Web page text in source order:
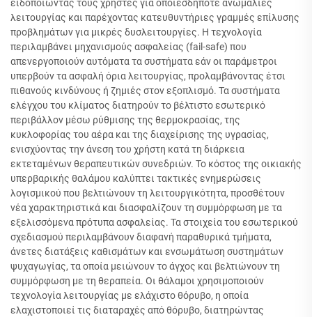
ειδοποιώντας τους χρήστες για οποιεσδήποτε ανωμαλίες
λειτουργίας και παρέχοντας κατευθυντήριες γραμμές επίλυσης
προβλημάτων για μικρές δυσλειτουργίες. Η τεχνολογία
περιλαμβάνει μηχανισμούς ασφαλείας (fail-safe) που
απενεργοποιούν αυτόματα τα συστήματα εάν οι παράμετροι
υπερβούν τα ασφαλή όρια λειτουργίας, προλαμβάνοντας έτσι
πιθανούς κινδύνους ή ζημιές στον εξοπλισμό. Τα συστήματα
ελέγχου του κλίματος διατηρούν το βέλτιστο εσωτερικό
περιβάλλον μέσω ρύθμισης της θερμοκρασίας, της
κυκλοφορίας του αέρα και της διαχείρισης της υγρασίας,
ενισχύοντας την άνεση του χρήστη κατά τη διάρκεια
εκτεταμένων θεραπευτικών συνεδριών. Το κόστος της οικιακής
υπερβαρικής θαλάμου καλύπτει τακτικές ενημερώσεις
λογισμικού που βελτιώνουν τη λειτουργικότητα, προσθέτουν
νέα χαρακτηριστικά και διασφαλίζουν τη συμμόρφωση με τα
εξελισσόμενα πρότυπα ασφαλείας. Τα στοιχεία του εσωτερικού
σχεδιασμού περιλαμβάνουν διαφανή παραθυρικά τμήματα,
άνετες διατάξεις καθισμάτων και ενσωμάτωση συστημάτων
ψυχαγωγίας, τα οποία μειώνουν το άγχος και βελτιώνουν τη
συμμόρφωση με τη θεραπεία. Οι θάλαμοι χρησιμοποιούν
τεχνολογία λειτουργίας με ελάχιστο θόρυβο, η οποία
ελαχιστοποιεί τις διαταραχές από θόρυβο, διατηρώντας